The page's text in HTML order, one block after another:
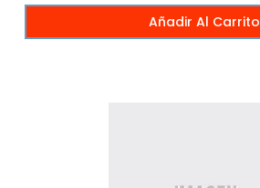
Añadir Al Carrito